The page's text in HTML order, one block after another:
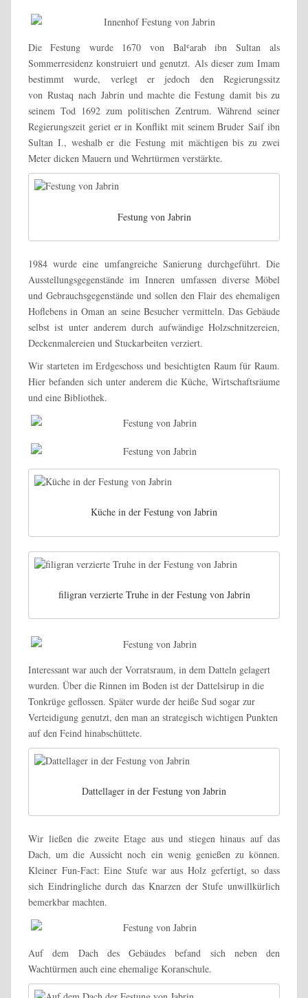
Die Festung wurde 1670 von Balʿarab ibn Sultan als
Sommerresidenz konstruiert und genutzt. Als dieser zum Imam
bestimmt wurde, verlegt er jedoch den Regierungssitz
von Rustaq nach Jabrin und machte die Festung damit bis zu
seinem Tod 1692 zum politischen Zentrum. Während seiner
Regierungszeit geriet er in Konflikt mit seinem Bruder Saif ibn
Sultan I., weshalb er die Festung mit mächtigen bis zu zwei
Meter dicken Mauern und Wehrtürmen verstärkte.
Festung von Jabrin
1984 wurde eine umfangreiche Sanierung durchgeführt. Die
Ausstellungsgegenstände im Inneren umfassen diverse Möbel
und Gebrauchsgegenstände und sollen den Flair des ehemaligen
Hoflebens in Oman an seine Besucher vermitteln. Das Gebäude
selbst ist unter anderem durch aufwändige Holzschnitzereien,
Deckenmalereien und Stuckarbeiten verziert.
Wir starteten im Erdgeschoss und besichtigten Raum für Raum.
Hier befanden sich unter anderem die Küche, Wirtschaftsräume
und eine Bibliothek.
Küche in der Festung von Jabrin
filigran verzierte Truhe in der Festung von Jabrin
Interessant war auch der Vorratsraum, in dem Datteln gelagert
wurden. Über die Rinnen im Boden ist der Dattelsirup in die
Tonkrüge geflossen. Später wurde der heiße Sud sogar zur
Verteidigung genutzt, den man an strategisch wichtigen Punkten
auf den Feind hinabschüttete.
Dattellager in der Festung von Jabrin
Wir ließen die zweite Etage aus und stiegen hinaus auf das
Dach, um die Aussicht noch ein wenig genießen zu können.
Kleiner Fun-Fact: Eine Stufe war aus Holz gefertigt, so dass
sich Eindringliche durch das Knarzen der Stufe unwillkürlich
bemerkbar machten.
Auf dem Dach des Gebäudes befand sich neben den
Wachtürmen auch eine ehemalige Koranschule.